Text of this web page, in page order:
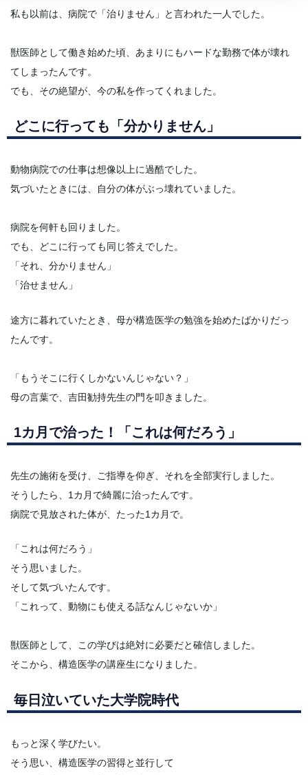
私も以前は、病院で「治りません」と言われた一人でした。
獣医師として働き始めた頃、あまりにもハードな勤務で体が壊れ
てしまったんです。
でも、その絶望が、今の私を作ってくれました。
どこに行っても「分かりません」
動物病院での仕事は想像以上に過酷でした。
気づいたときには、自分の体がぶっ壊れていました。
病院を何軒も回りました。
でも、どこに行っても同じ答えでした。
「それ、分かりません」
「治せません」
途方に暮れていたとき、母が構造医学の勉強を始めたばかりだっ
たんです。
「もうそこに行くしかないんじゃない？」
母の言葉で、吉田勧持先生の門を叩きました。
1カ月で治った！「これは何だろう」
先生の施術を受け、ご指導を仰ぎ、それを全部実行しました。
そうしたら、1カ月で綺麗に治ったんです。
病院で見放された体が、たった1カ月で。
「これは何だろう」
そう思いました。
そして気づいたんです。
「これって、動物にも使える話なんじゃないか」
獣医師として、この学びは絶対に必要だと確信しました。
そこから、構造医学の講座生になりました。
毎日泣いていた大学院時代
もっと深く学びたい。
そう思い、構造医学の習得と並行して